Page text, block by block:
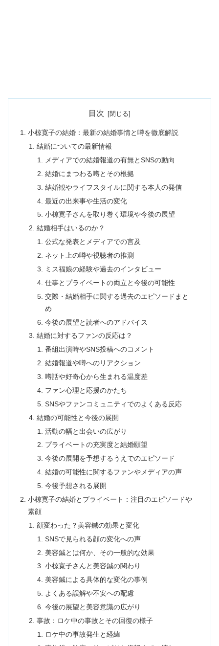
目次
小椋寛子の結婚：最新の結婚事情と噂を徹底解説
結婚についての最新情報
メディアでの結婚報道の有無とSNSの動向
結婚にまつわる噂とその根拠
結婚観やライフスタイルに関する本人の発信
最近の出来事や生活の変化
小椋寛子さんを取り巻く環境や今後の展望
結婚相手はいるのか？
公式な発表とメディアでの言及
ネット上の噂や視聴者の推測
ミス福娘の経験や過去のインタビュー
仕事とプライベートの両立と今後の可能性
交際・結婚相手に関する過去のエピソードまと
め
今後の展望と読者へのアドバイス
結婚に対するファンの反応は？
番組出演時やSNS投稿へのコメント
結婚報道や噂へのリアクション
噂話や好奇心から生まれる温度差
ファン心理と応援のかたち
SNSやファンコミュニティでのよくある反応
結婚の可能性と今後の展開
活動の幅と出会いの広がり
プライベートの充実度と結婚願望
今後の展開を予想するうえでのエピソード
結婚の可能性に関するファンやメディアの声
今後予想される展開
小椋寛子の結婚とプライベート：注目のエピソードや
素顔
顔変わった？美容鍼の効果と変化
SNSで見られる顔の変化への声
美容鍼とは何か、その一般的な効果
小椋寛子さんと美容鍼の関わり
美容鍼による具体的な変化の事例
よくある誤解や不安への配慮
今後の展望と美容意識の広がり
事故：ロケ中の事故とその回復の様子
ロケ中の事故発生と経緯